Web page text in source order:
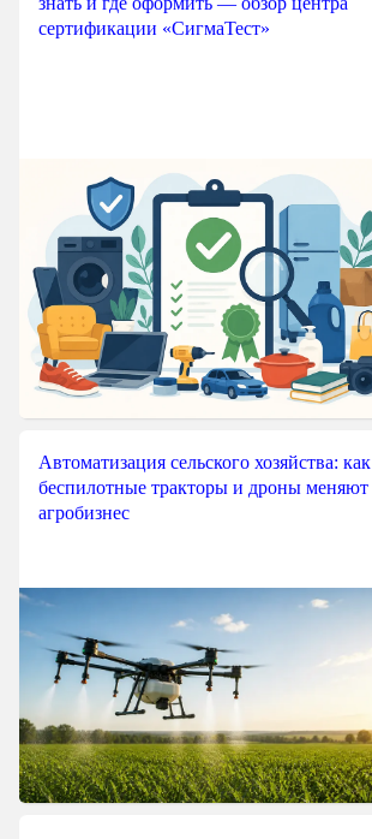
сертификации «СигмаТест»
Автоматизация сельского хозяйства: как
беспилотные тракторы и дроны меняют
агробизнес